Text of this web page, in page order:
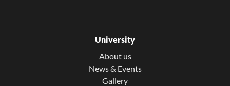
University
About us
News & Events
Gallery